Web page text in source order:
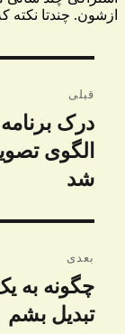
نوشته
قبلی
نوشته
قبلی:
درک
الگوی
شد
بعدی
نوشته
بعدی:
چگونه به
تبدیل بشم